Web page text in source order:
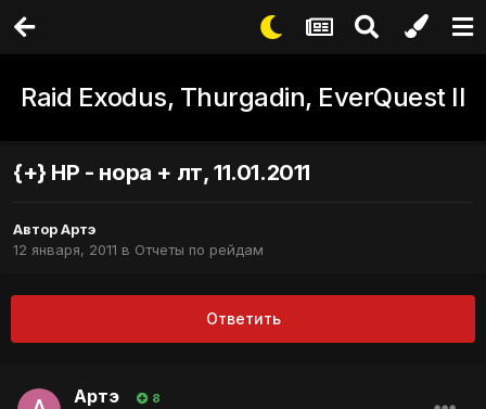
Raid Exodus, Thurgadin, EverQuest II
{+} НР - нора + лт, 11.01.2011
АвторАртэ
12 января, 2011 в Отчеты по рейдам
Ответить
Артэ 8